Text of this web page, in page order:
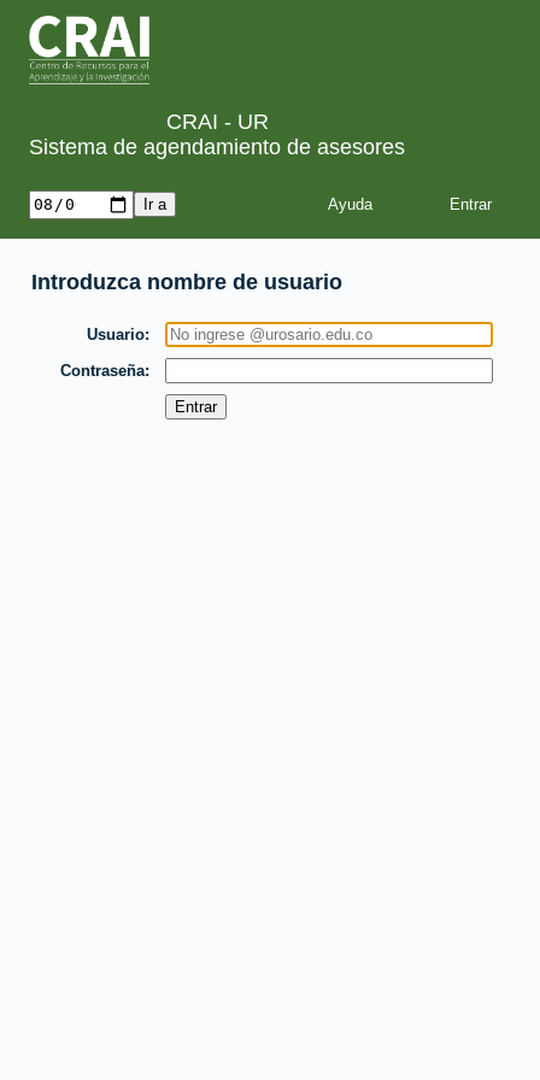
CRAI - UR
Sistema de agendamiento de asesores
Ayuda
Introduzca nombre de usuario
Usuario
Contraseña